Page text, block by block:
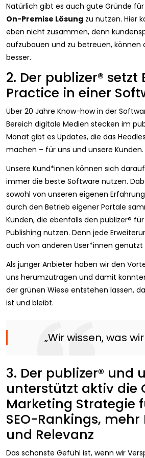
Natürlich gibt es auch gute Gründe
On-Premise Lösung zu nutzen. Hier
eben nicht zusammen, denn
aufzubauen und zu betreuen, können
besser.
2. Der publizer® setzt
Practice in einer
Über 20 Jahre Know-how in der
Bereich digitale Medien stecken im
Monat gibt es Updates, die das
machen – für uns und unsere Kunden.
Unsere Kund*innen können sich
immer die beste Software nutzen.
sowohl von unseren eigenen
durch den Betrieb eigener Portale
Kunden, die ebenfalls den publizer®
Publishing nutzen. Denn jede
auch von anderen User*innen genutzt
Als junger Anbieter haben wir den
uns herumzutragen und damit
der grünen Wiese entstehen lassen,
ist und bleibt.
„Wir wissen, was
3. Der publizer® und
unterstützt aktiv die
Marketing Strategie
SEO-Rankings,
und Relevanz
Das schönste Gefühl ist, wenn wir